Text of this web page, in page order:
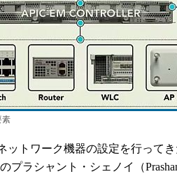
素
トワーク機器の設定を行ってき
ラシャント・シェノイ（